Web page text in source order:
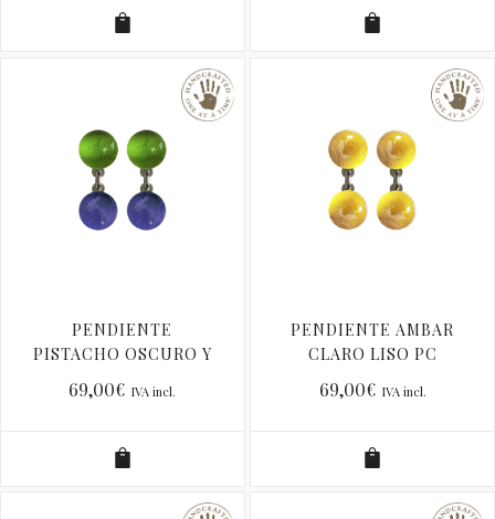
PENDIENTE
PISTACHO OSCURO Y
PC
69,00€ IVA incl.
PENDIENTE AMBAR
CLARO LISO PC
69,00€ IVA incl.